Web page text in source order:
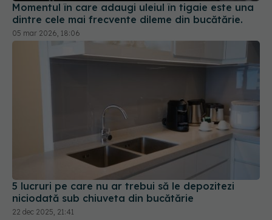
Momentul în care adaugi uleiul în tigaie este una
dintre cele mai frecvente dileme din bucătărie.
05 mar 2026, 18:06
5 lucruri pe care nu ar trebui să le depozitezi
niciodată sub chiuveta din bucătărie
22 dec 2025, 21:41